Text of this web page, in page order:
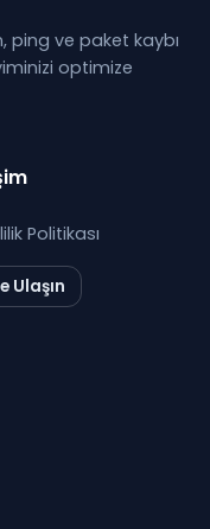
ping ve paket kaybı
optimize
Politikası
Ulaşın